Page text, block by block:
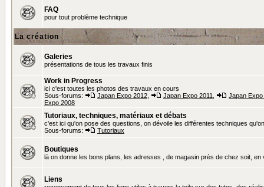
FAQ
pour tout problème technique
La création
Galeries
présentations de tous les travaux finis
Work in Progress
ici c'est toutes les photos des travaux en cours
Sous-forums:
Japan Expo 2012 Japan Expo 2011
Japan Expo
Expo 2008
Tutoriaux, techniques, matériaux et débats
c'est ici qu'on pose des questions, on dévoile les différentes techniques
Sous-forums:
Tutoriaux
Boutiques
là on donne les bons plans, les adresses , de magasin près de chez soit, en
Liens